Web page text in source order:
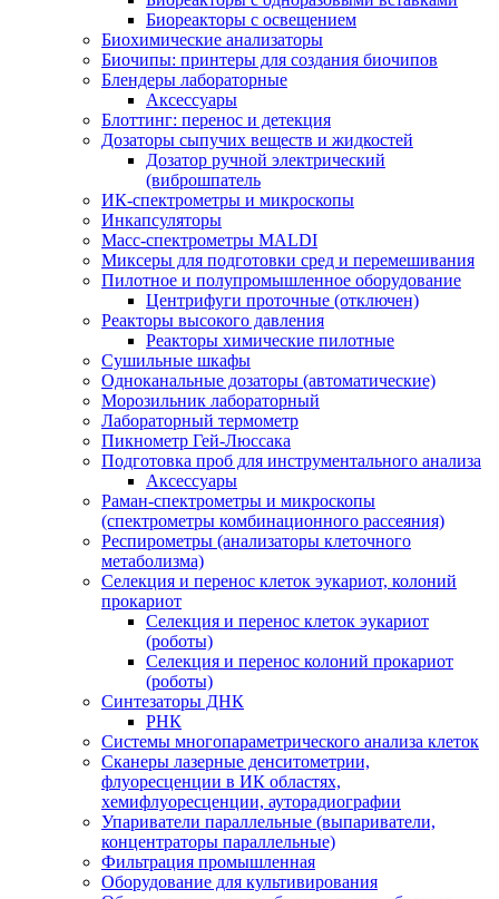
Биореакторы с освещением
Биохимические анализаторы
Биочипы: принтеры для создания биочипов
Блендеры лабораторные
Аксессуары
Блоттинг: перенос и детекция
Дозаторы сыпучих веществ и жидкостей
Дозатор ручной электрический
(виброшпатель
ИК-спектрометры и микроскопы
Инкапсуляторы
Масс-спектрометры MALDI
Миксеры для подготовки сред и перемешивания
Пилотное и полупромышленное оборудование
Центрифуги проточные (отключен)
Реакторы высокого давления
Реакторы химические пилотные
Сушильные шкафы
Одноканальные дозаторы (автоматические)
Морозильник лабораторный
Лабораторный термометр
Пикнометр Гей-Люссака
Подготовка проб для инструментального анализа
Аксессуары
Раман-спектрометры и микроскопы
(спектрометры комбинационного рассеяния)
Респирометры (анализаторы клеточного
метаболизма)
Селекция и перенос клеток эукариот, колоний
прокариот
Селекция и перенос клеток эукариот
(роботы)
Селекция и перенос колоний прокариот
(роботы)
Синтезаторы ДНК
РНК
Системы многопараметрического анализа клеток
Сканеры лазерные денситометрии,
флуоресценции в ИК областях,
хемифлуоресценции, ауторадиографии
Упариватели параллельные (выпариватели,
концентраторы параллельные)
Фильтрация промышленная
Оборудование для культивирования